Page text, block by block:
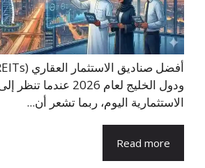
ودول الخليج لعام 2026
الاستثمارية اليوم، ربما تشعر أن...
Read more